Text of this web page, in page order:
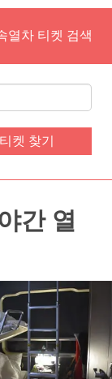
열차 티켓 검색
티켓 찾기
간 열